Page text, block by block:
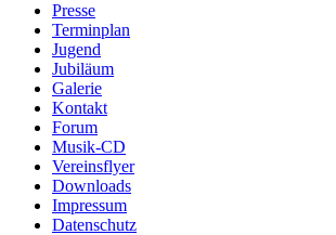
Presse
Terminplan
Jugend
Jubiläum
Galerie
Kontakt
Forum
Musik-CD
Vereinsflyer
Downloads
Impressum
Datenschutz